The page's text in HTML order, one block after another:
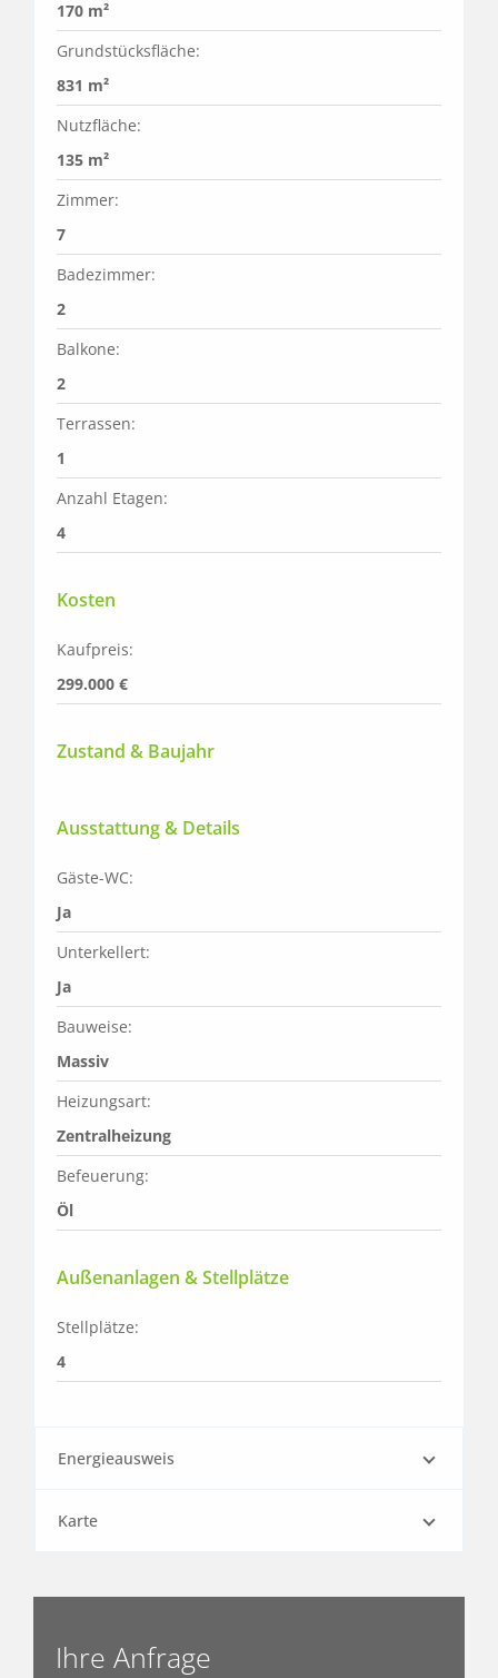
170 m²
Grundstücksfläche:
831 m²
Nutzfläche:
135 m²
Zimmer:
7
Badezimmer:
2
Balkone:
2
Terrassen:
1
Anzahl Etagen:
4
Kosten
Kaufpreis:
299.000 €
Zustand & Baujahr
Ausstattung & Details
Gäste-WC:
Ja
Unterkellert:
Ja
Bauweise:
Massiv
Heizungsart:
Zentralheizung
Befeuerung:
Öl
Außenanlagen & Stellplätze
Stellplätze:
4
Energieausweis
Karte
Ihre Anfrage